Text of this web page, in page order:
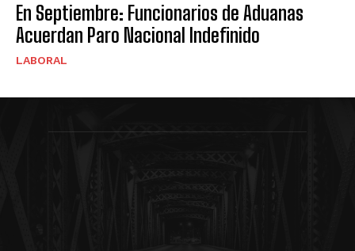
En Septiembre: Funcionarios de Aduanas
Acuerdan Paro Nacional Indefinido
LABORAL